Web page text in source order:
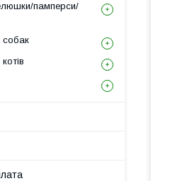
памперси/